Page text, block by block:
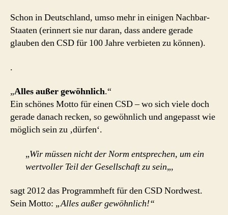
Schon in Deutschland, umso mehr in einigen Nachbar-
Staaten (erinnert sie nur daran, dass andere gerade
glauben den CSD für 100 Jahre verbieten zu können).
.
„Alles außer gewöhnlich.“
Ein schönes Motto für einen CSD – wo sich viele doch
gerade danach recken, so gewöhnlich und angepasst wie
möglich sein zu ‚dürfen‘.
„Wir müssen nicht der Norm entsprechen, um ein
wertvoller Teil der Gesellschaft zu sein„,
sagt 2012 das Programmheft für den CSD Nordwest.
Sein Motto: „Alles außer gewöhnlich!“